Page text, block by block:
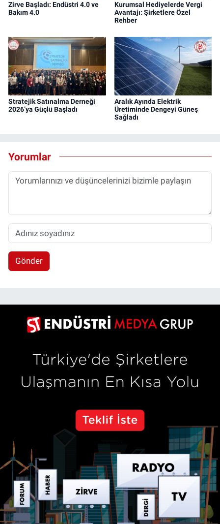
Zirve Başladı: Endüstri 4.0 ve
Bakım 4.0
Kurumsal Hediyelerde Vergi
Avantajı: Şirketlere Özel
Rehber
Stratejik Satınalma Derneği
2026’ya Güçlü Başladı
Aralık Ayında Elektrik
Üretiminde Dengeyi Güneş
Sağladı
Yorumlar
Gönder